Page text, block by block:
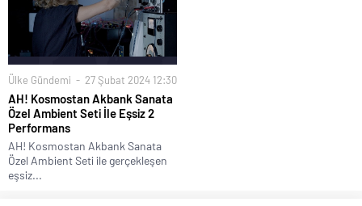
TeosFest 2026, “yarın 2027 için başlıyoruz” mesajıyla sona
erdi
ASAT’tan eş zamanlı altyapı ve asfalt çalışması
ve temiz içme suyu dağıtıyor
Selçuklu’da yollar yenileniyor ulaşım daha konforlu hale
geliyor
Başkan Çerçioğlu’ndan Köşk’te altyapı yatırımı
Ülke Gündemi 27 Şubat 2024 12:30
AH! Kosmostan Akbank Sanata
Özel Ambient Seti İle Eşsiz 2
Performans
AH! Kosmostan Akbank Sanata
Özel Ambient Seti ile gerçekleşen
eşsiz...